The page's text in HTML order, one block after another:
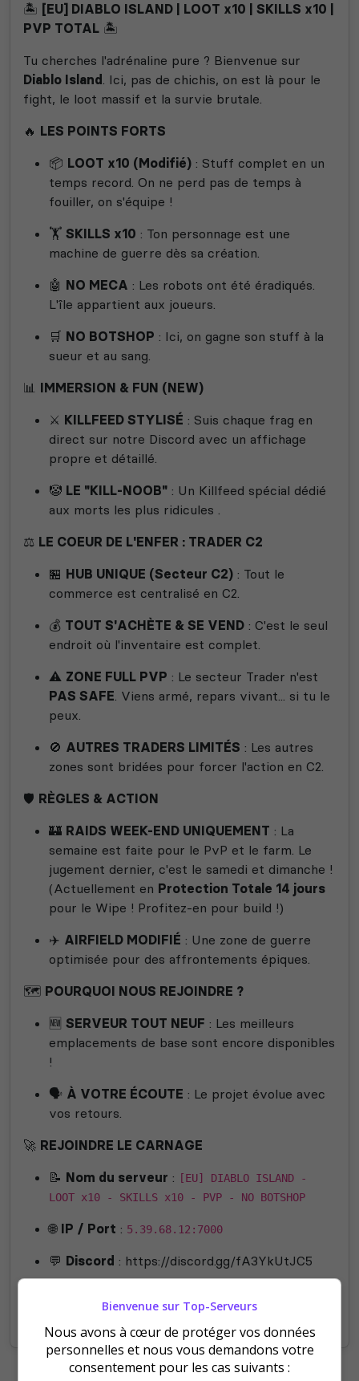
🏝️ [EU] DIABLO ISLAND | LOOT x10 | SKILLS x10 |
PVP TOTAL 🏝️
Tu cherches l'adrénaline pure ? Bienvenue sur
Diablo Island. Ici, pas de chichis, on est là pour le
fight, le loot massif et la survie brutale.
🔥 LES POINTS FORTS
📦 LOOT x10 (Modifié) : Stuff complet en un
temps record. On ne perd pas de temps à
fouiller, on s'équipe !
🏋️ SKILLS x10 : Ton personnage est une
machine de guerre dès sa création.
🤖 NO MECA : Les robots ont été éradiqués.
L'île appartient aux joueurs.
🛒 NO BOTSHOP : Ici, on gagne son stuff à la
sueur et au sang.
📊 IMMERSION & FUN (NEW)
⚔️ KILLFEED STYLISÉ : Suis chaque frag en
direct sur notre Discord avec un affichage
propre et détaillé.
🤡 LE "KILL-NOOB" : Un Killfeed spécial dédié
aux morts les plus ridicules .
⚖️ LE COEUR DE L'ENFER : TRADER C2
🏪 HUB UNIQUE (Secteur C2) : Tout le
commerce est centralisé en C2.
💰 TOUT S'ACHÈTE & SE VEND : C'est le seul
endroit où l'inventaire est complet.
⚠️ ZONE FULL PVP : Le secteur Trader n'est
PAS SAFE. Viens armé, repars vivant... si tu le
peux.
🚫 AUTRES TRADERS LIMITÉS : Les autres
zones sont bridées pour forcer l'action en C2.
🛡️ RÈGLES & ACTION
🏰 RAIDS WEEK-END UNIQUEMENT : La
semaine est faite pour le PvP et le farm. Le
jugement dernier, c'est le samedi et dimanche !
(Actuellement en Protection Totale 14 jours
pour le Wipe ! Profitez-en pour build !)
✈️ AIRFIELD MODIFIÉ : Une zone de guerre
optimisée pour des affrontements épiques.
🗺️ POURQUOI NOUS REJOINDRE ?
🆕 SERVEUR TOUT NEUF : Les meilleurs
emplacements de base sont encore disponibles
!
🗣️ À VOTRE ÉCOUTE : Le projet évolue avec
vos retours.
🚀 REJOINDRE LE CARNAGE
📝 Nom du serveur :
[EU] DIABLO ISLAND -
LOOT x10 - SKILLS x10 - PVP - NO BOTSHOP
🌐 IP / Port : 5.39.68.12:7000
💬 Discord : https://discord.gg/fA3YkUtJC5
Prépare tes chargeurs."Bienvenue sur Top-Serveurs
Nous avons à cœur de protéger vos données
personnelles et nous vous demandons votre
consentement pour les cas suivants :